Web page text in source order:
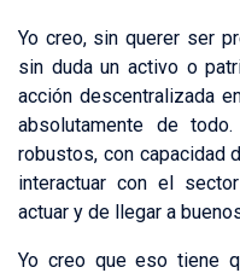
Yo creo, sin querer ser
sin duda un activo o
acción descentralizada
absolutamente de
robustos, con capacidad
interactuar con el
actuar y de llegar a
Yo creo que eso tiene